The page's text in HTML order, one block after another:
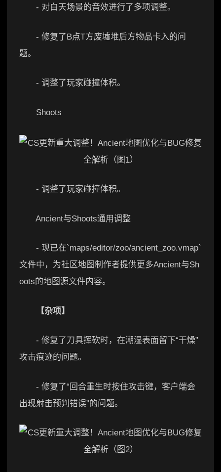
- 对白天场景的音效进行了多项调整。
- 修复了B点T方废墟堆后方物品卡入的问
题。
- 调整了玩家碰撞体积。
Shoots
- 调整了玩家碰撞体积。
Ancient与Shoots通用调整
- 现已在`maps/editor/zoo/ancient_zoo.vmap`
文件中，为社区地图制作者提供更多Ancient与Sh
oots的地图源文件内容。
【杂项】
- 修复了刀具挥砍时，在潮湿表面留下“干燥”
攻击痕迹的问题。
- 修复了“回合重生时按住攻击键，客户端会
出现射击预判错误”的问题。